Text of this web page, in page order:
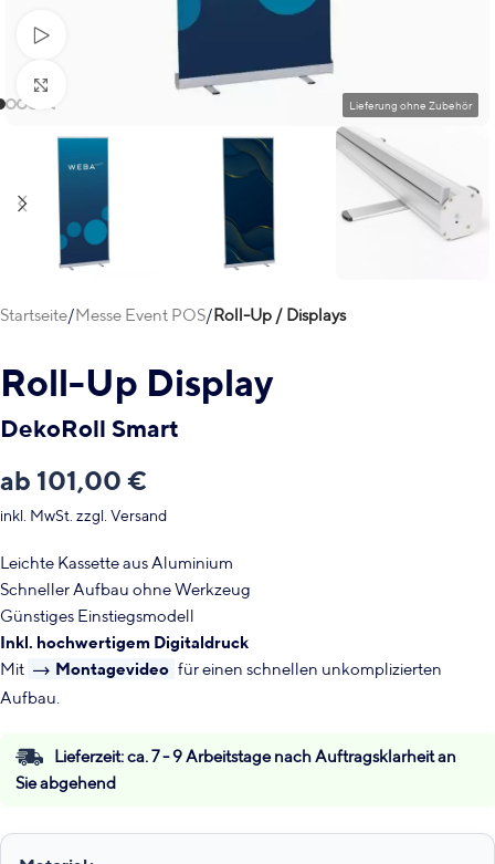
Klick zum Vergrößern
Startseite Messe Event POS Roll-Up / Displays
Roll-Up Display
DekoRoll Smart
ab 101,00 €
inkl. MwSt. zzgl. Versand
Leichte Kassette aus Aluminium
Schneller Aufbau ohne Werkzeug
Günstiges Einstiegsmodell
Inkl. hochwertigem Digitaldruck
Mit
Montagevideo für einen schnellen unkomplizierten
Aufbau.
Lieferzeit:ca. 7 - 9 Arbeitstage nach Auftragsklarheit an
Sie abgehend